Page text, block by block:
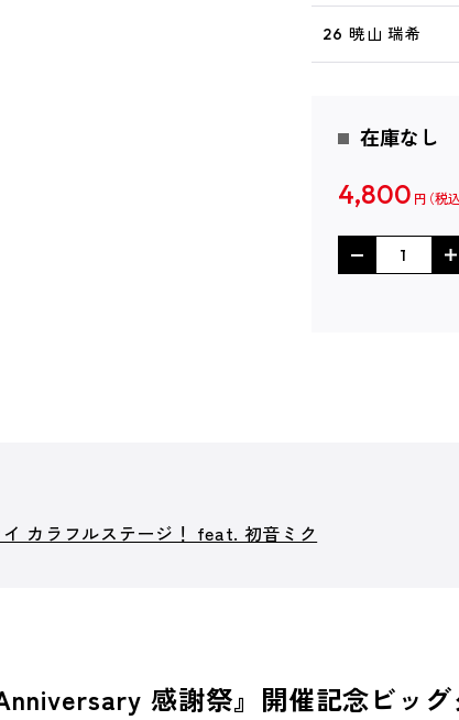
26 暁山 瑞希
在庫なし
4,800 円
カラフルステージ！ feat. 初音ミク
感謝祭』開催記念ビッグ